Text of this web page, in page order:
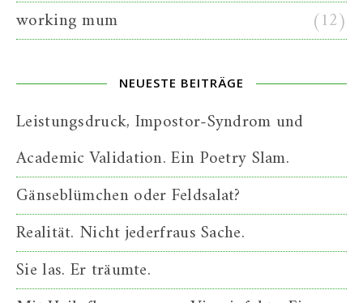
working mum
(12)
NEUESTE BEITRÄGE
Leistungsdruck, Impostor-Syndrom und
Academic Validation. Ein Poetry Slam.
Gänseblümchen oder Feldsalat?
Realität. Nicht jederfraus Sache.
Sie las. Er träumte.